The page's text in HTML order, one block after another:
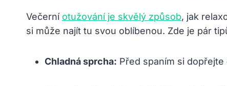
Večerní otužování je skvělý způsob, jak
si může najít tu svou oblíbenou. Zde je pár
Chladná sprcha: Před spaním si